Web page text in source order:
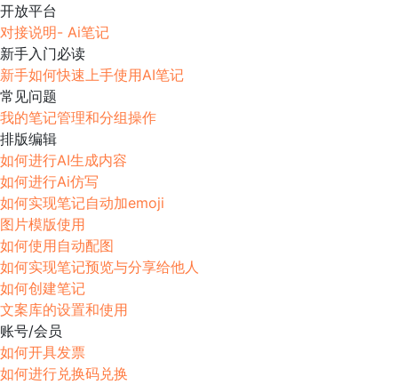
开放平台
对接说明- Ai笔记
新手入门必读
新手如何快速上手使用AI笔记
常见问题
我的笔记管理和分组操作
排版编辑
如何进行AI生成内容
如何进行Ai仿写
如何实现笔记自动加emoji
图片模版使用
如何使用自动配图
如何实现笔记预览与分享给他人
如何创建笔记
文案库的设置和使用
账号/会员
如何开具发票
如何进行兑换码兑换